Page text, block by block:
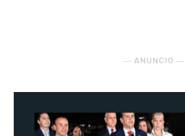
― ANUNCIO ―